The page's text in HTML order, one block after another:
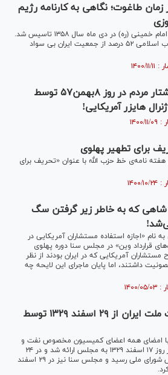
زمان طاغوت؛ نگاهی به کارنامه رژیم
نهضت سواد آموزی به فرمان امام خمینی (ره) در دی ماه سال ۱۳۵۸ تاسیس شد.
بر اساس آمار‌ها تا قبل از انقلاب اسلامی ۵۲ درصد از جمعیت ایران بی سواد
روایت رهبرانقلاب از کشتار مردم در روز ۸بهمن۵۷ توسط
هایزر آمریکایی!
نامه‌ی خط حزب الله با عنوان «تحریف برای
شاهی که به خاطر زیر گرفتن سگ
۱۳۴۲ لایحه‌ای به نام «اجازه استفاده مستشاران آمریکایی در
قرارداد وین» در مجلس سنا دوره پهلوی
آمریکایی که در ایران بودند از نظر
داشتند، اما پایان ماجرای این لایحه چه
سنگ بر شیشه سعادت ملت ایران از ۲۹ اسفند ۱۳۲۹ توسط
امضای همه اعضای کمیسیون مخصوص نفت و
«به نام سعادت ملت ایران» در روز ۱۷ اسفند ۱۳۲۹ به مجلس ارائه شد و در ۲۴
اسفند ۱۳۲۹ به تصویب مجلس شورای ملی رسید و مجلس سنا نیز در ۲۹ اسفند